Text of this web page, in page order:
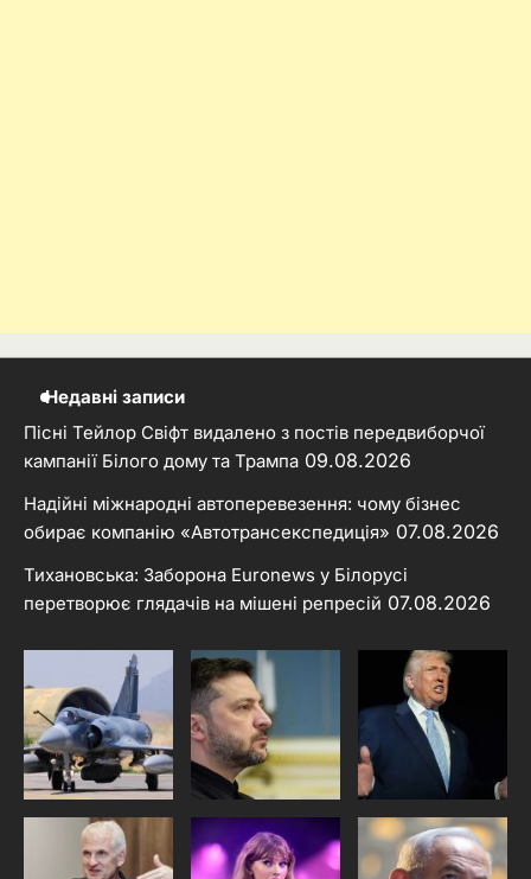
Недавні записи
Пісні Тейлор Свіфт видалено з постів передвиборчої
кампанії Білого дому та Трампа 09.08.2026
Надійні міжнародні автоперевезення: чому бізнес
обирає компанію «Автотрансекспедиція» 07.08.2026
Тихановська: Заборона Euronews у Білорусі
перетворює глядачів на мішені репресій 07.08.2026